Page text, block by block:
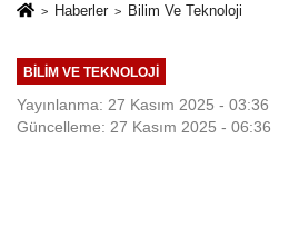
Haberler Bilim Ve Teknoloji
BILIM VE TEKNOLOJI
Yayınlanma: 27 Kasım 2025 - 03:36
Güncelleme: 27 Kasım 2025 - 06:36